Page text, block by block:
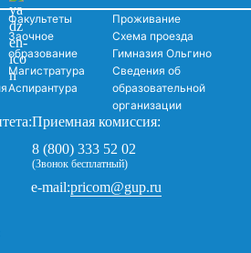
Факультеты
Заочное
образование
Магистратура
Аспирантура
Проживание
Схема проезда
Гимназия Ольгино
Сведения об
образовательной
организации
Приемная комиссия:
8 (800) 333 52 02
(Звонок бесплатный)
e-mail:pricom@gup.ru